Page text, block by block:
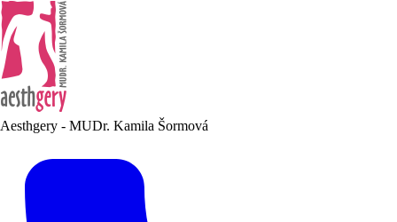
Aesthgery - MUDr. Kamila Šormová